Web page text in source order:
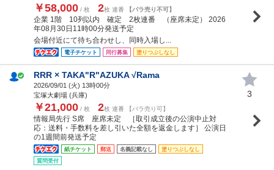
￥58,000 / 枚 2枚 連番 【バラ売り不可】
企業 1階 10列以内 確定 2枚連番 （座席未定） 2026
年08月30日11時00分発送予定
会場付近にて待ち合わせし、同時入場し...
電子チケット 同行募集 塗りつぶしなし
RRR × TAKA"R"AZUKA √Rama
2026/09/01 (火) 13時00分
宝塚大劇場 (兵庫)
￥21,000 / 枚 2枚 連番 【バラ売り可】
情報局先行 S席 座席未定 ［取引成立後の公演中止対
応：送料・手数料を差し引いた全額を返金します］ 公演日
の1週間前発送予定
紙チケット 郵送 名義記載なし
塗りつぶしなし
質問受付
3